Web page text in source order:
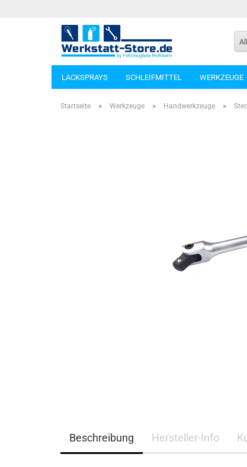
LACKSPRAYS SCHLEIFMITTEL WERKZEUGE
Startseite » Werkzeuge » Handwerkzeuge »
Beschreibung Hersteller-Info